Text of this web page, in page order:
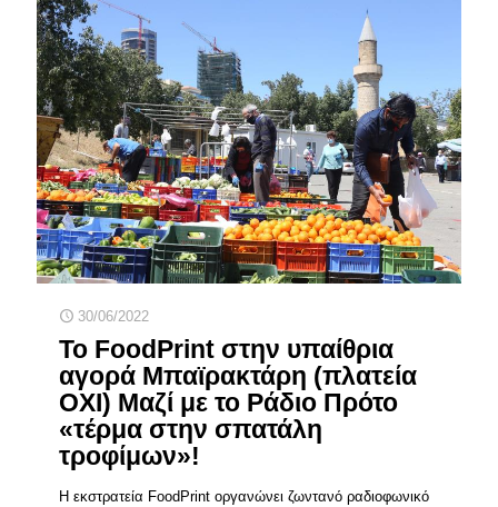
30/06/2022
Το FoodPrint στην υπαίθρια
αγορά Μπαϊρακτάρη (πλατεία
ΟΧΙ) Μαζί με το Ράδιο Πρότο
«τέρμα στην σπατάλη
τροφίμων»!
H εκστρατεία FoodPrint οργανώνει ζωντανό ραδιοφωνικό